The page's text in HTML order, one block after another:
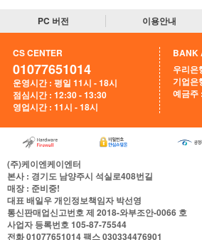
PC 버전 이용안내
CS CENTER
01077651014
운영시간 : 평일 11시 - 18시
점심시간 : 12:30 - 13:30
영업시간 : 11시 - 18시
BANK
우리
기업은
예금주
(주)케이엔케이엔터
본사: 경기도 남양주시 석실로408번길
매장: 준비중!
대표배일우개인정보책임자박선영
통신판매업신고번호제 2018-와부조안-0066 호
사업자 등록번호105-87-75544
전화01077651014팩스030334476901